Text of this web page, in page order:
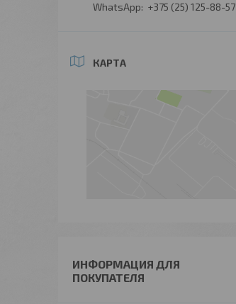
+375 (25) 125-88-57
КАРТА
ИНФОРМАЦИЯ ДЛЯ
ПОКУПАТЕЛЯ